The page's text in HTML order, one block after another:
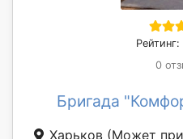
0
Бригада
Харьков (Может